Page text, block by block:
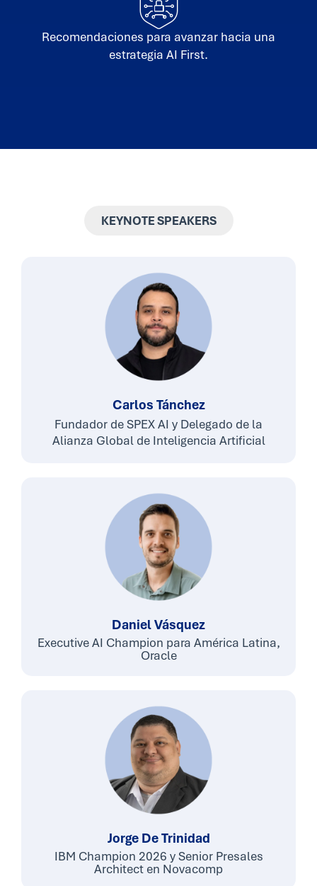
Recomendaciones para avanzar hacia una
estrategia AI First.
KEYNOTE SPEAKERS
Carlos Tánchez
Fundador de SPEX AI y Delegado de la
Alianza Global de Inteligencia Artificial
Daniel Vásquez
Executive AI Champion para América Latina,
Oracle
Jorge De Trinidad
IBM Champion 2026 y Senior Presales
Architect en Novacomp